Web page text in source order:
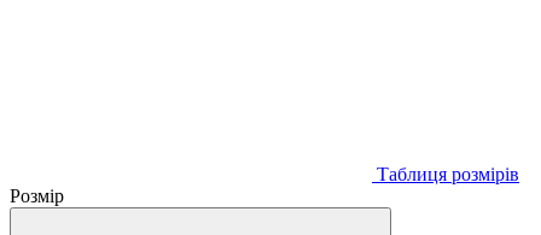
Таблиця розмiрiв
Розмір